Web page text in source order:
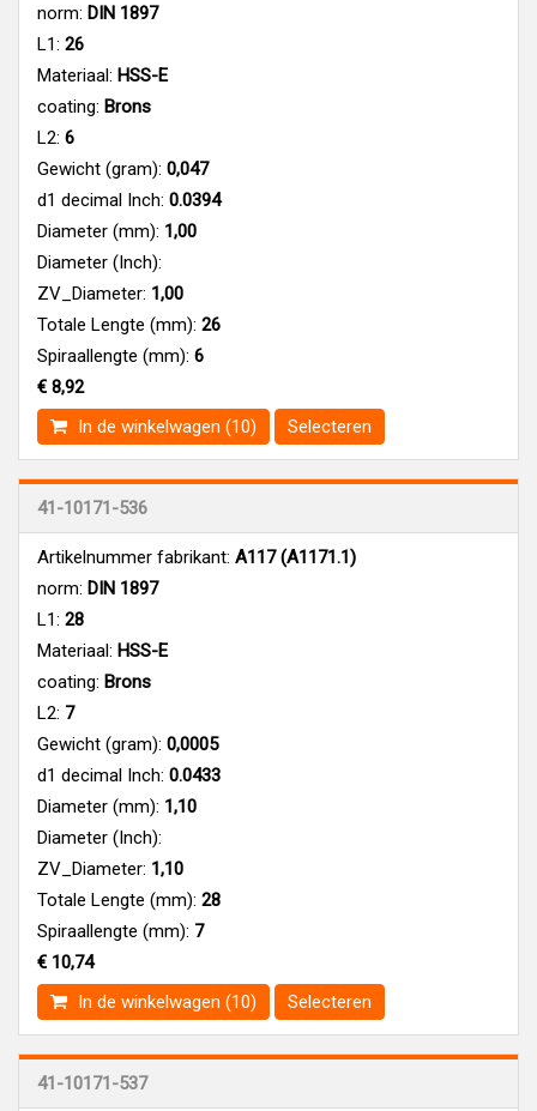
norm: DIN 1897
L1: 26
Materiaal: HSS-E
coating: Brons
L2: 6
Gewicht (gram): 0,047
d1 decimal Inch: 0.0394
Diameter (mm): 1,00
Diameter (Inch):
ZV_Diameter: 1,00
Totale Lengte (mm): 26
Spiraallengte (mm): 6
€ 8,92
In de winkelwagen (10)
Selecteren
41-10171-536
Artikelnummer fabrikant: A117 (A1171.1)
norm: DIN 1897
L1: 28
Materiaal: HSS-E
coating: Brons
L2: 7
Gewicht (gram): 0,0005
d1 decimal Inch: 0.0433
Diameter (mm): 1,10
Diameter (Inch):
ZV_Diameter: 1,10
Totale Lengte (mm): 28
Spiraallengte (mm): 7
€ 10,74
In de winkelwagen (10)
Selecteren
41-10171-537